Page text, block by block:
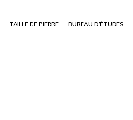
TAILLE DE PIERRE BUREAU D’ÉTUDES